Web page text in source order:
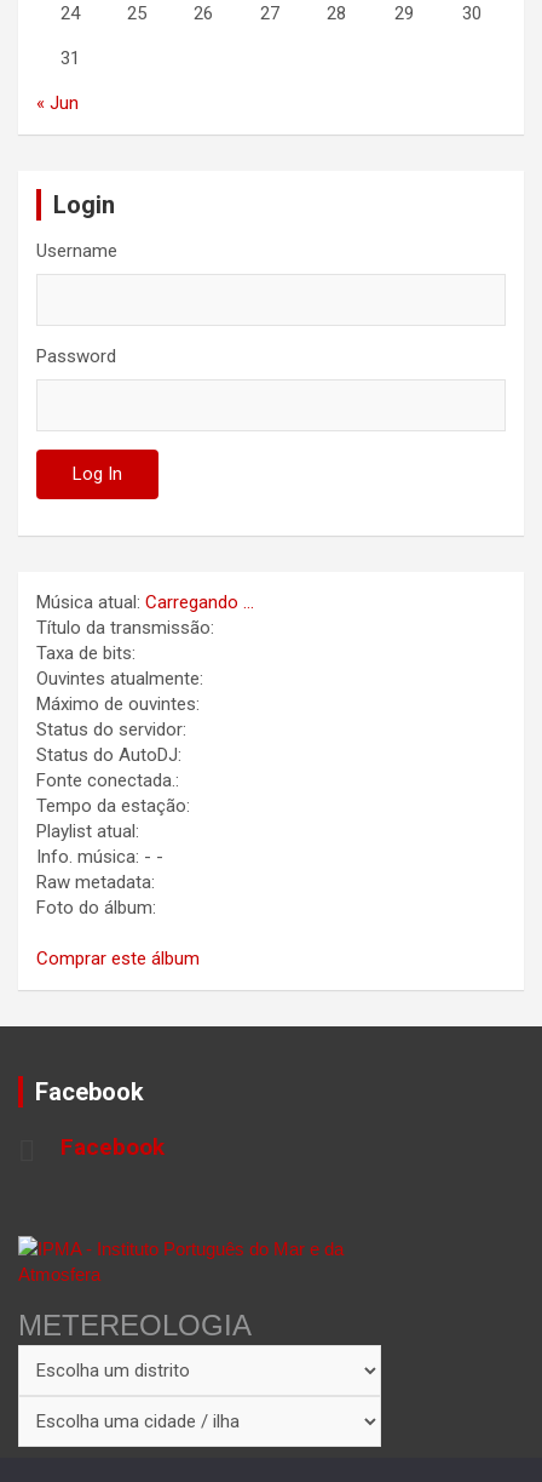
24 25 26 27 28 29 30
31
« Jun
Login
Username
Password
Música atual: Carregando ...
Título da transmissão:
Taxa de bits:
Ouvintes atualmente:
Máximo de ouvintes:
Status do servidor:
Status do AutoDJ:
Fonte conectada.:
Tempo da estação:
Playlist atual:
Info. música: - -
Raw metadata:
Foto do álbum:
Comprar este álbum
Facebook
Facebook
METEREOLOGIA